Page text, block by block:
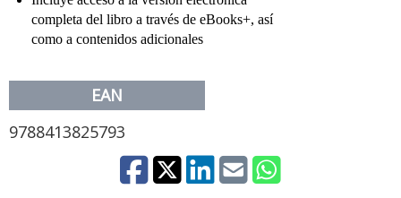
completa del libro a través de eBooks+, así
como a contenidos adicionales
EAN
9788413825793